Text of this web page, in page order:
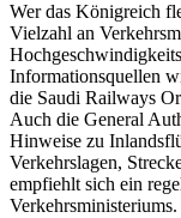
Wer das Königreich
Vielzahl an
Informationsquellen
die Saudi Railways
Auch die General
Hinweise zu
Verkehrslagen,
empfiehlt sich ein
Verkehrsministeriums.